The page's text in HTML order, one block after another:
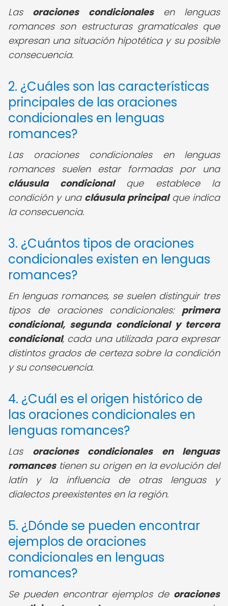
Las oraciones condicionalesen lenguas
romances son estructuras gramaticales que
expresan una situación hipotética y su posible
consecuencia.
2. ¿Cuáles son las características
principales de las oraciones
condicionales en lenguas
romances?
Las oraciones condicionales en lenguas
romances suelen estar formadas por una
cláusula condicionalque establece la
condición y una cláusula principalque indica
la consecuencia.
3. ¿Cuántos tipos de oraciones
condicionales existen en lenguas
romances?
En lenguas romances, se suelen distinguir tres
tipos de oraciones condicionales: primera
condicional, segunda condicional y tercera
condicional, cada una utilizada para expresar
distintos grados de certeza sobre la condición
y su consecuencia.
4. ¿Cuál es el origen histórico de
las oraciones condicionales en
lenguas romances?
Las oraciones condicionales en lenguas
romancestienen su origen en la evolución del
latín y la influencia de otras lenguas y
dialectos preexistentes en la región.
5. ¿Dónde se pueden encontrar
ejemplos de oraciones
condicionales en lenguas
romances?
Se pueden encontrar ejemplos de oraciones